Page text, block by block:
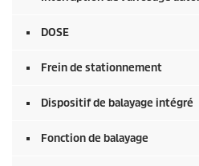
DOSE
Frein de stationnement
Dispositif de balayage intégré
Fonction de balayage